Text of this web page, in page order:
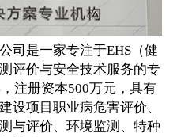
司是一家专注于EHS（健
评价与安全技术服务的专
注册资本500万元，具有
设项目职业病危害评价、
与评价、环境监测、特种